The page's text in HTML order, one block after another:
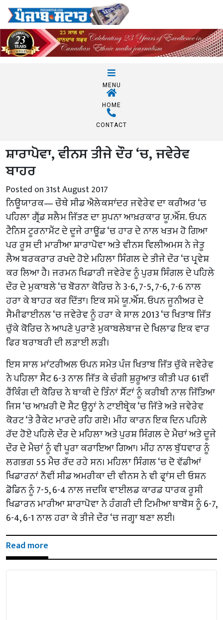
MENU
HOME
CONTACT
ਸ਼ਾਰਾਪੋਵਾ, ਵੀਨਸ ਤੀਜੇ ਦੌਰ ‘ਚ, ਜਵੇਰੇਵ
ਬਾਹਰ
Posted on 31st August 2017
ਨਿਊਯਾਰਕ— ਚੌਥੇ ਸੀਡ ਐਲੇਕਸਾਂਦਰ ਜਵੇਰੇਵ ਦਾ ਕਰੀਅਰ ‘ਚ
ਪਹਿਲਾ ਗ੍ਰੈਂਡ ਸਲੈਮ ਜਿੱਤਣ ਦਾ ਸੁਪਨਾ ਆਖ਼ਰਕਾਰ ਯੂ.ਐੱਸ. ਓਪਨ
ਟੈਨਿਸ ਟੂਰਨਾਮੈਂਟ ਦੇ ਦੂਜੇ ਰਾਊਂਡ ‘ਚ ਹਾਰ ਦੇ ਨਾਲ ਖਤਮ ਹੋ ਗਿਆ
ਪਰ ਰੂਸ ਦੀ ਮਾਰੀਆ ਸ਼ਾਰਾਪੋਵਾ ਅਤੇ ਵੀਨਸ ਵਿਲੀਅਮਸ ਨੇ ਜੇਤੂ
ਲੈਅ ਬਰਕਰਾਰ ਰਖਦੇ ਹੋਏ ਮਹਿਲਾ ਸਿੰਗਲ ਦੇ ਤੀਜੇ ਦੌਰ ‘ਚ ਪ੍ਰਵੇਸ਼
ਕਰ ਲਿਆ ਹੈ। ਜਰਮਨ ਖਿਡਾਰੀ ਜਵੇਰੇਵ ਨੂੰ ਪੁਰਸ਼ ਸਿੰਗਲ ਦੇ ਪਹਿਲੇ
ਦੌਰ ਦੇ ਮੁਕਾਬਲੇ ‘ਚ ਬੋਰਨਾ ਕੋਰਿਚ ਨੇ 3-6, 7-5, 7-6, 7-6 ਨਾਲ
ਹਰਾ ਕੇ ਬਾਹਰ ਕਰ ਦਿੱਤਾ। ਇਕ ਸਮੇਂ ਯੂ.ਐੱਸ. ਓਪਨ ਜੂਨੀਅਰ ਦੇ
ਸੈਮੀਫਾਈਨਲ ‘ਚ ਜਵੇਰੇਵ ਨੂੰ ਹਰਾ ਕੇ ਸਾਲ 2013 ‘ਚ ਖਿਤਾਬ ਜਿੱਤ
ਚੁੱਕੇ ਕੋਰਿਚ ਨੇ ਆਪਣੇ ਪੁਰਾਣੇ ਮੁਕਾਬਲੇਬਾਜ਼ ਦੇ ਖਿਲਾਫ ਇਕ ਵਾਰ
ਫਿਰ ਬਰਾਬਰੀ ਦੀ ਲੜਾਈ ਲੜੀ।
ਇਸ ਸਾਲ ਮਾਂਟਰੀਅਲ ਓਪਨ ਸਮੇਤ ਪੰਜ ਖਿਤਾਬ ਜਿੱਤ ਚੁੱਕੇ ਜਵੇਰੇਵ
ਨੇ ਪਹਿਲਾ ਸੈਟ 6-3 ਨਾਲ ਜਿੱਤ ਕੇ ਚੰਗੀ ਸ਼ੁਰੂਆਤ ਕੀਤੀ ਪਰ 61ਵੀਂ
ਰੈਂਕਿੰਗ ਦੀ ਕੋਰਿਚ ਨੇ ਬਾਕੀ ਦੇ ਤਿੰਨਾਂ ਸੈੱਟਾਂ ਨੂੰ ਕਰੀਬੀ ਨਾਲ ਜਿੱਤਿਆ
ਜਿਸ ‘ਚ ਆਖ਼ਰੀ ਦੋ ਸੈਟ ਉਨ੍ਹਾਂ ਨੇ ਟਾਈਬ੍ਰੇਕ ‘ਚ ਜਿੱਤੇ ਅਤੇ ਜਵੇਰੇਵ
ਕੋਰਟ ‘ਤੇ ਰੈਕੇਟ ਮਾਰਦੇ ਰਹਿ ਗਏ। ਮੀਂਹ ਕਾਰਨ ਇਕ ਦਿਨ ਪਹਿਲੇ
ਰੱਦ ਹੋਏ ਪਹਿਲੇ ਦੌਰ ਦੇ ਮਹਿਲਾ ਅਤੇ ਪੁਰਸ਼ ਸਿੰਗਲ ਦੇ ਮੈਚਾਂ ਅਤੇ ਦੂਜੇ
ਦੌਰ ਦੇ ਮੈਚਾਂ ਨੂੰ ਵੀ ਪੂਰਾ ਕਰਾਇਆ ਗਿਆ। ਮੀਂਹ ਨਾਲ ਬੁੱਧਵਾਰ ਨੂੰ
ਲਗਭਗ 55 ਮੈਚ ਰੱਦ ਰਹੇ ਸਨ। ਮਹਿਲਾ ਸਿੰਗਲ ‘ਚ ਦੋ ਵੱਡੀਆਂ
ਖਿਡਾਰਨਾਂ ਨੌਵੀਂ ਸੀਡ ਅਮਰੀਕਾ ਦੀ ਵੀਨਸ ਨੇ ਵੀ ਫ੍ਰਾਂਸ ਦੀ ਓਸ਼ਨ
ਡੋਡਿਨ ਨੂੰ 7-5, 6-4 ਨਾਲ ਜਦਕਿ ਵਾਈਲਡ ਕਾਰਡ ਧਾਰਕ ਰੂਸੀ
ਖਿਡਾਰਨ ਮਾਰੀਆ ਸ਼ਾਰਾਪੋਵਾ ਨੇ ਹੰਗਰੀ ਦੀ ਟਿਮੀਆ ਬਾਬੋਸ ਨੂੰ 6-7,
6-4, 6-1 ਨਾਲ ਹਰਾ ਕੇ ਤੀਜੇ ਦੌਰ ‘ਚ ਜਗ੍ਹਾ ਬਣਾ ਲਈ।
Read more